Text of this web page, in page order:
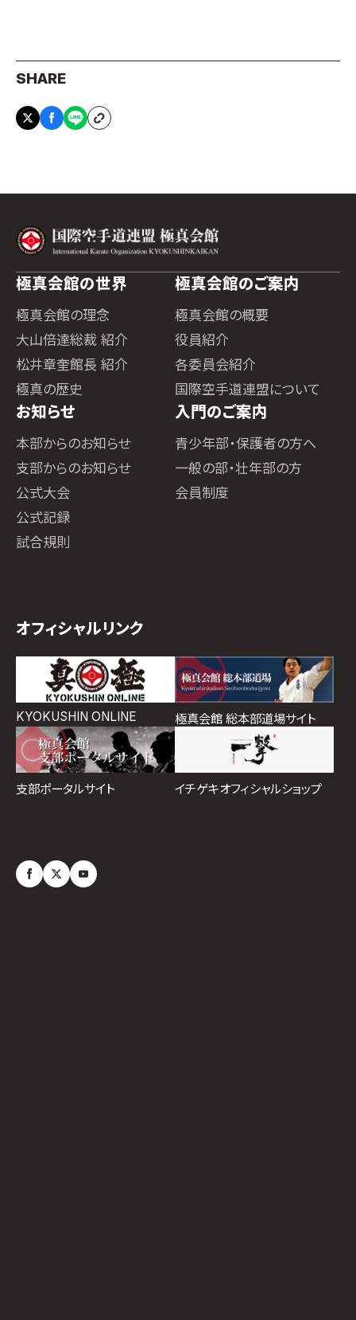
日本語
SHARE
極真会館の世界
極真会館の理念
大山倍達総裁 紹介
松井章奎館長 紹介
極真の歴史
極真会館のご案内
極真会館の概要
役員紹介
各委員会紹介
国際空手道連盟について
お知らせ
本部からのお知らせ
支部からのお知らせ
公式大会
公式記録
試合規則
入門のご案内
青少年部・保護者の方へ
一般の部・壮年部の方
会員制度
オフィシャルリンク
KYOKUSHIN ONLINE 極真会館 総本部道場サイト
支部ポータルサイト イチゲキオフィシャルショップ